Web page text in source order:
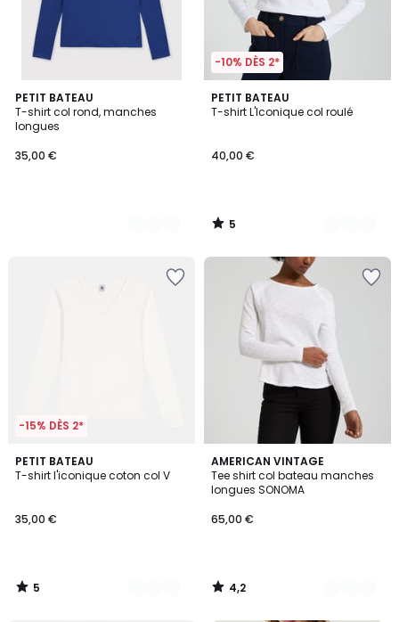
PETIT BATEAU
T-shirt col rond, manches
longues
35,00 €
3
Couleurs
-10% DÈS 2*
PETIT BATEAU
T-shirt L'Iconique col roulé
40,00 €
5
/
3
Couleurs
5
/
-15% DÈS 2*
PETIT BATEAU
T-shirt l'iconique coton col V
35,00 €
5
/
3
Couleurs
5
/
AMERICAN VINTAGE
Tee shirt col bateau manches
longues SONOMA
65,00 €
4,2
/ 5
6
Couleurs
4,2
/